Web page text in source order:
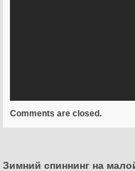
Comments are closed.
Зимний спиннинг на